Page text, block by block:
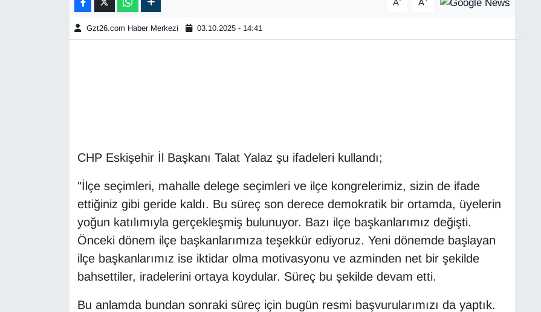
A A
Gzt26.com Haber Merkezi 03.10.2025 - 14:41
CHP Eskişehir İl Başkanı Talat Yalaz şu ifadeleri kullandı;
"İlçe seçimleri, mahalle delege seçimleri ve ilçe kongrelerimiz, sizin de ifade
ettiğiniz gibi geride kaldı. Bu süreç son derece demokratik bir ortamda, üyelerin
yoğun katılımıyla gerçekleşmiş bulunuyor. Bazı ilçe başkanlarımız değişti.
Önceki dönem ilçe başkanlarımıza teşekkür ediyoruz. Yeni dönemde başlayan
ilçe başkanlarımız ise iktidar olma motivasyonu ve azminden net bir şekilde
bahsettiler, iradelerini ortaya koydular. Süreç bu şekilde devam etti.
Bu anlamda bundan sonraki süreç için bugün resmi başvurularımızı da yaptık.